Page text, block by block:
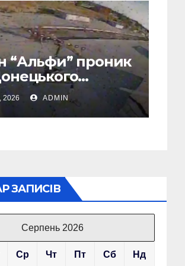
“Альфи” проник
та спалив
ще до запуску
2026 ADMIN
ЗАПИСІВ
Серпень 2026
Ср Чт Пт Сб Нд